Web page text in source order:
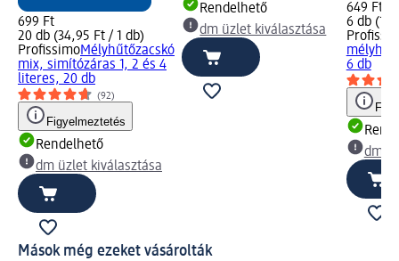
699 Ft
20 db (34,95 Ft / 1 db)
ProfissimoMélyhűtőzacskó
mix, simítózáras 1, 2 és 4
literes, 20 db
(92)
Figyelmeztetés
Rendelhető
dm üzlet kiválasztása
Rendelhető
dm üzlet kiválasztása
649 Ft
6 db
6 db
dm
Mások még ezeket vásárolták